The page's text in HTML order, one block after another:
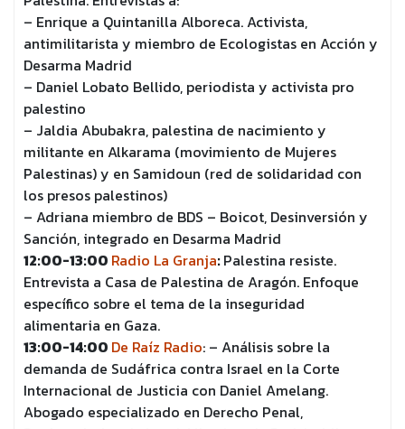
– Enrique a Quintanilla Alboreca. Activista,
antimilitarista y miembro de Ecologistas en Acción y
Desarma Madrid
– Daniel Lobato Bellido, periodista y activista pro
palestino
– Jaldia Abubakra, palestina de nacimiento y
militante en Alkarama (movimiento de Mujeres
Palestinas) y en Samidoun (red de solidaridad con
los presos palestinos)
– Adriana miembro de BDS – Boicot, Desinversión y
Sanción, integrado en Desarma Madrid
12:00-13:00 Radio La Granja:Palestina resiste.
Entrevista a Casa de Palestina de Aragón. Enfoque
específico sobre el tema de la inseguridad
alimentaria en Gaza.
13:00-14:00 De Raíz Radio: – Análisis sobre la
demanda de Sudáfrica contra Israel en la Corte
Internacional de Justicia con Daniel Amelang.
Abogado especializado en Derecho Penal,